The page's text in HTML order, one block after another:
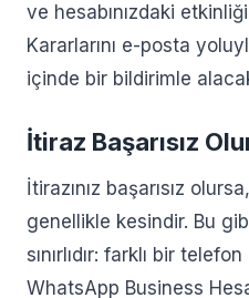
ve hesabınızdaki
Kararlarını e-posta
içinde bir bildirimle
İtiraz Başarısız
İtirazınız başarısız
genellikle kesindir. Bu
sınırlıdır: farklı bir
WhatsApp Business